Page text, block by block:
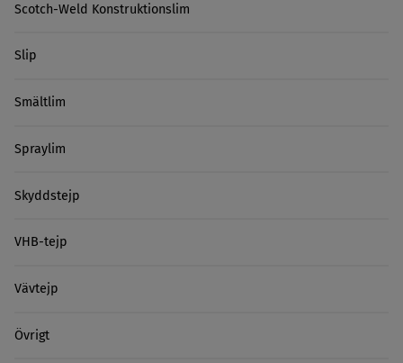
Scotch-Weld Konstruktionslim
Slip
Smältlim
Spraylim
Skyddstejp
VHB-tejp
Vävtejp
Övrigt